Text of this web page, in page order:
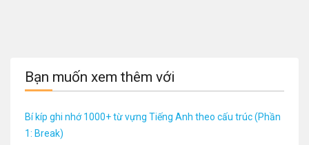
Bạn muốn xem thêm với
Bí kíp ghi nhớ 1000+ từ vựng Tiếng Anh theo cấu trúc (Phần
1: Break)